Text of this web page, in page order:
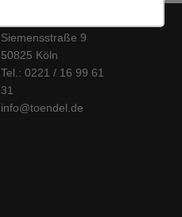
Siemensstraße 9
50825 Köln
Tel.: 0221 / 16 99 61
31
info@toendel.de